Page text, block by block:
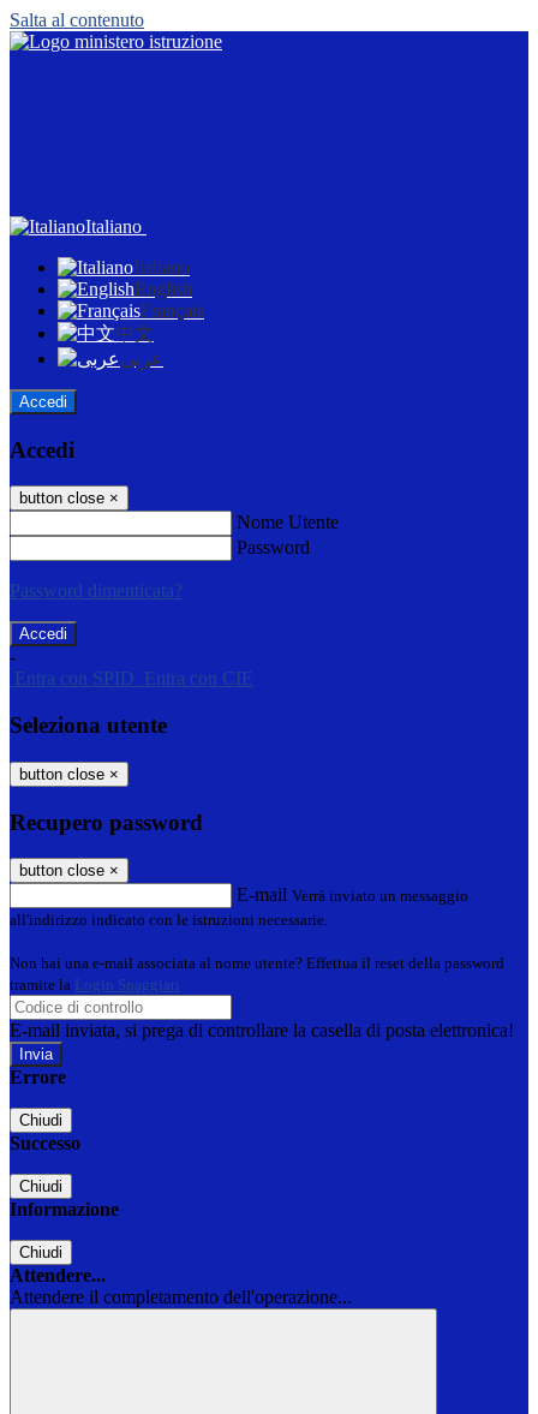
Salta al contenuto
Italiano
Italiano
English
Français
中文
عربى
Accedi
Accedi
button close ×
Nome Utente
Password
Password dimenticata?
-
Entra con SPID
Entra con CIE
Seleziona utente
button close ×
Recupero password
button close ×
E-mail Verrà inviato un messaggio
all'indirizzo indicato con le istruzioni necessarie.
Non hai una e-mail associata al nome utente? Effettua il reset della password
tramite la Login Spaggiari
E-mail inviata, si prega di controllare la casella di posta elettronica!
Errore
Chiudi
Successo
Chiudi
Informazione
Chiudi
Attendere...
Attendere il completamento dell'operazione...